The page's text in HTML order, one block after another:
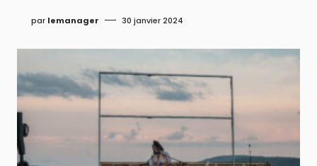
par lemanager 30 janvier 2024